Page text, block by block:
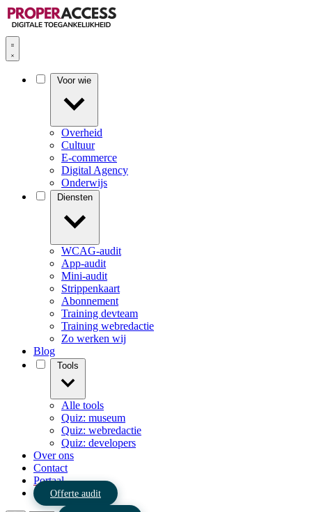
Overheid
Cultuur
E-commerce
Digital Agency
Onderwijs
WCAG-audit
App-audit
Mini-audit
Strippenkaart
Abonnement
Training devteam
Training webredactie
Zo werken wij
Blog
Alle tools
Quiz: museum
Quiz: webredactie
Quiz: developers
Over ons
Contact
Portaal
Offerte audit